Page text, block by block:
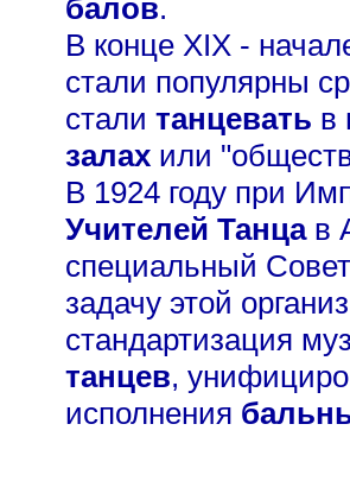
балов.
В конце XIX -
стали популярны
стали танцевать в
залах или
В 1924 году при
Учителей Танца в
специальный
задачу этой
стандартизация
танцев,
исполнения